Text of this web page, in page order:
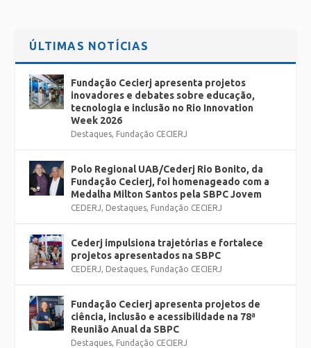
ÚLTIMAS NOTÍCIAS
Fundação Cecierj apresenta projetos
inovadores e debates sobre educação,
tecnologia e inclusão no Rio Innovation
Week 2026
Destaques Fundação CECIERJ
Polo Regional UAB/Cederj Rio Bonito, da
Fundação Cecierj, foi homenageado com a
Medalha Milton Santos pela SBPC Jovem
CEDERJ Destaques Fundação CECIERJ
Cederj impulsiona trajetórias e fortalece
projetos apresentados na SBPC
CEDERJ Destaques Fundação CECIERJ
Fundação Cecierj apresenta projetos de
ciência, inclusão e acessibilidade na 78ª
Reunião Anual da SBPC
Destaques Fundação CECIERJ